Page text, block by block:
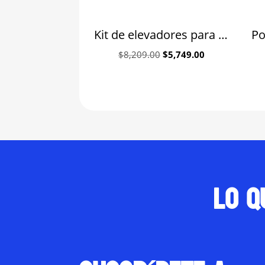
Kit de elevadores para luxación Hu-Friedy
$8,209.00 Original
$5,749.00Current
Lo